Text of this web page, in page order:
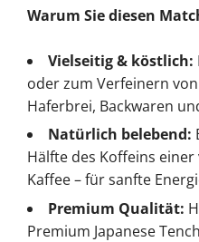
Warum Sie diesen
Vielseitig & köstlich:
oder zum Verfeinern
Haferbrei, Backwaren
Natürlich belebend:
Hälfte des Koffeins
Kaffee – für sanfte
Premium Qualität:
Premium Japanese